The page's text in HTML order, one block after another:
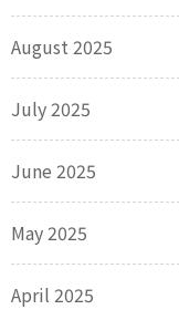
August 2025
July 2025
June 2025
May 2025
April 2025